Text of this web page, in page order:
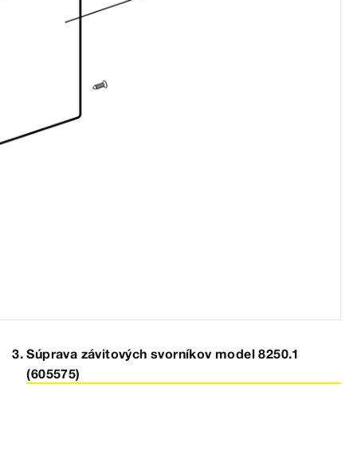
Súprava závitových svorníkov model 8250.1
(605575)